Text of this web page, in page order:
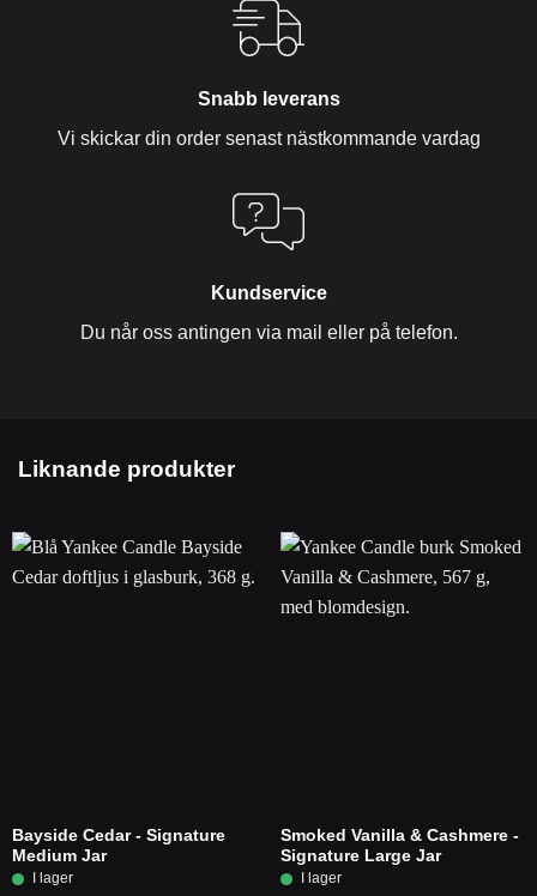
Snabb leverans
Vi skickar din order senast nästkommande vardag
Kundservice
Du når oss antingen via mail eller på telefon.
Liknande produkter
Bayside Cedar - Signature
Medium Jar
Smoked Vanilla & Cashmere -
Signature Large Jar